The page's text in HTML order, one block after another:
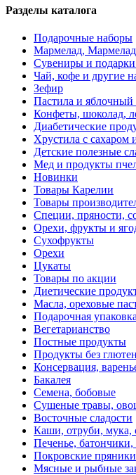
Разделы каталога
Подарочные наборы
Мармелад,
Сувениры и
Чай, кофе и другие
Зефир
Пастила и яблочный
Конфеты, шоколад,
Диабетические
Хрустила с сахаром
Детские полезные
Мед и продукты
Новинки
Товары Карелии
Товары
Специи, пряности,
Орехи, фрукты и
Сухофрукты
Орехи
Цукаты
Товары по акции
Диетические
Масла, ореховые
Подарочная
Вегетарианство
Постные продукты
Продукты без
Консервация,
Бакалея
Семена, бобовые
Сушеные травы,
Восточные сладости
Каши, отруби, мука,
Печенье, батончики,
Покровские пряники
Мясные и рыбные